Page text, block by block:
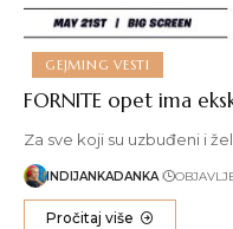
GEJMING VESTI
FORNITE opet ima
Za sve koji su uzbuđeni i
INDIJANKADANKA
Pročitaj više